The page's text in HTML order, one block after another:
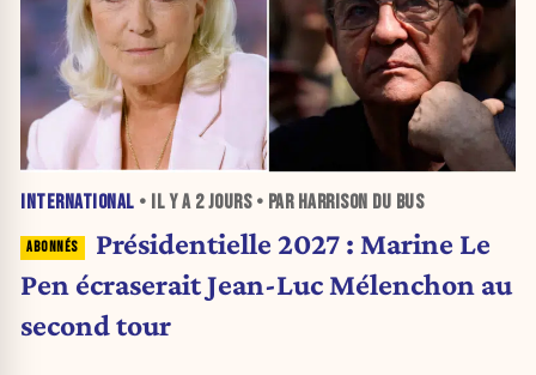
INTERNATIONAL • IL Y A 2 JOURS• PAR HARRISON DU BUS
Présidentielle 2027 : Marine Le
Pen écraserait Jean-Luc Mélenchon au
second tour